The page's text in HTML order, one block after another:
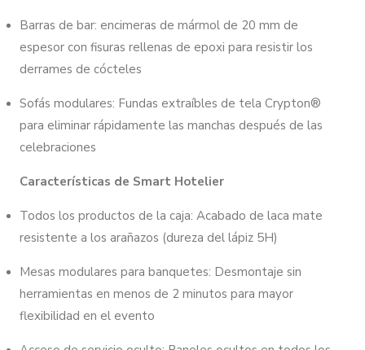
Barras de bar: encimeras de mármol de 20 mm de
espesor con fisuras rellenas de epoxi para resistir los
derrames de cócteles
Sofás modulares: Fundas extraíbles de tela Crypton®
para eliminar rápidamente las manchas después de las
celebraciones
Características de Smart Hotelier
Todos los productos de la caja: Acabado de laca mate
resistente a los arañazos (dureza del lápiz 5H)
Mesas modulares para banquetes: Desmontaje sin
herramientas en menos de 2 minutos para mayor
flexibilidad en el evento